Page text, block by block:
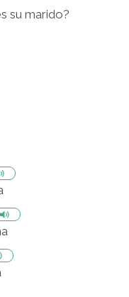
su marido?